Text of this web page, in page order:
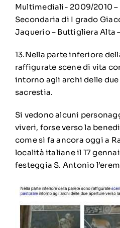
Multimediali- 2009/2010 –
Secondaria di I grado
Jaquerio – Buttigliera Alta
13.Nella parte inferiore
raffigurate scene di vita
intorno agli archi delle due
sacrestia.
Si vedono alcuni
viveri, forse verso la
come si fa ancora oggi a
località italiane il 17
festeggia S. Antonio